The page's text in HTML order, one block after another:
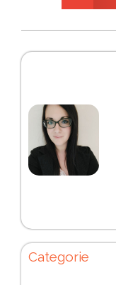
Categorie